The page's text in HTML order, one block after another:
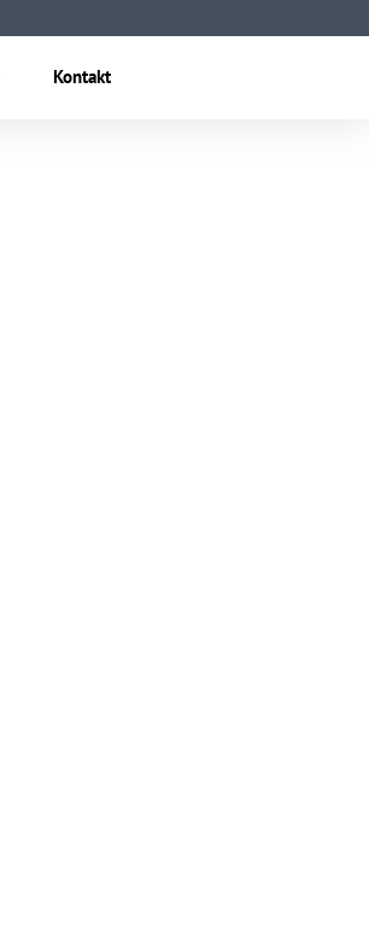
Kontakt